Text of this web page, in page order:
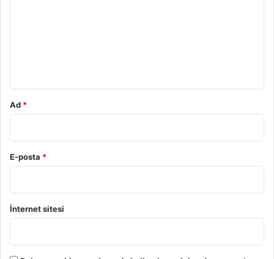
Ad *
E-posta *
İnternet sitesi